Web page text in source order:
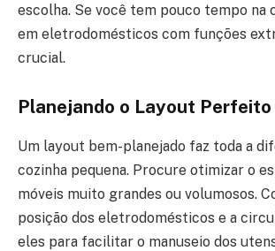
escolha. Se você tem pouco tempo na
em eletrodomésticos com funções
crucial.
Planejando o Layout Perfeito
Um layout bem-planejado faz toda a
cozinha pequena. Procure otimizar o
móveis muito grandes ou volumosos.
posição dos eletrodomésticos e a
eles para facilitar o manuseio dos